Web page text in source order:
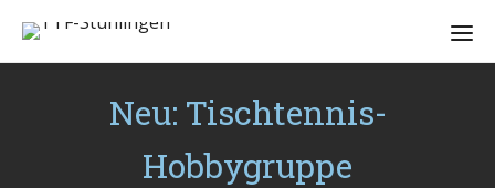
Neu: Tischtennis-
Hobbygruppe